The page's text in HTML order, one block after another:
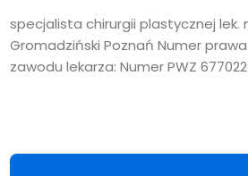
specjalista chirurgii plastycznej lek.
Gromadziński Poznań Numer
zawodu lekarza: Numer PWZ